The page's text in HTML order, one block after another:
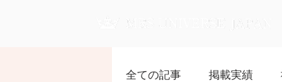
全ての記事 掲載実績